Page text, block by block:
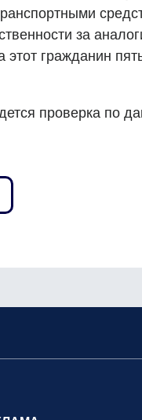
за
этот гражданин
проверка по